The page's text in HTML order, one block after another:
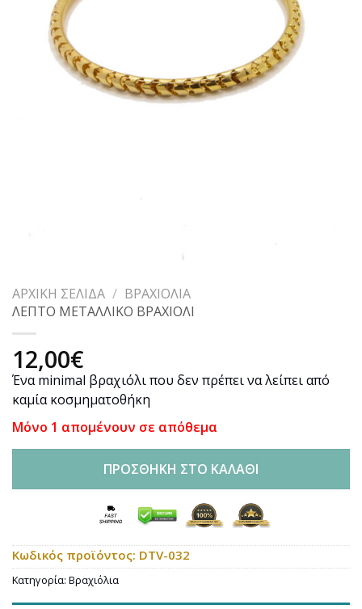
ΑΡΧΙΚΉ ΣΕΛΊΔΑ / ΒΡΑΧΙΌΛΙΑ
ΛΕΠΤΟ ΜΕΤΑΛΛΙΚΟ ΒΡΑΧΙΟΛΙ
12,00€
Ένα minimal βραχιόλι που δεν πρέπει να λείπει από
καμία κοσμηματοθήκη
Μόνο 1 απομένουν σε απόθεμα
ΠΡΟΣΘΉΚΗ ΣΤΟ ΚΑΛΆΘΙ
Κωδικός προϊόντος: DTV-032
Κατηγορία: Βραχιόλια